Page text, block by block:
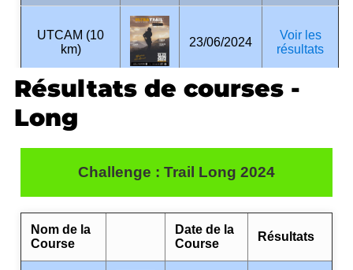
Résultats de courses -
Long